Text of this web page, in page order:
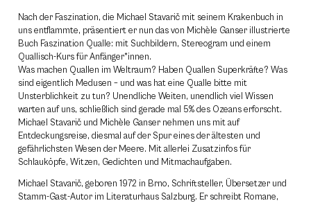
Nach der Faszination, die Michael Stavarič mit seinem Krakenbuch in
uns entflammte, präsentiert er nun das von Michèle Ganser illustrierte
Buch Faszination Qualle: mit Suchbildern, Stereogram und einem
Quallisch-Kurs für Anfänger*innen.
Was machen Quallen im Weltraum? Haben Quallen Superkräfte? Was
sind eigentlich Medusen – und was hat eine Qualle bitte mit
Unsterblichkeit zu tun? Unendliche Weiten, unendlich viel Wissen
warten auf uns, schließlich sind gerade mal 5% des Ozeans erforscht.
Michael Stavarič und Michèle Ganser nehmen uns mit auf
Entdeckungsreise, diesmal auf der Spur eines der ältesten und
gefährlichsten Wesen der Meere. Mit allerlei Zusatzinfos für
Schlauköpfe, Witzen, Gedichten und Mitmachaufgaben.
Michael Stavarič, geboren 1972 in Brno, Schriftsteller, Übersetzer und
Stamm-Gast-Autor im Literaturhaus Salzburg. Er schreibt Romane,